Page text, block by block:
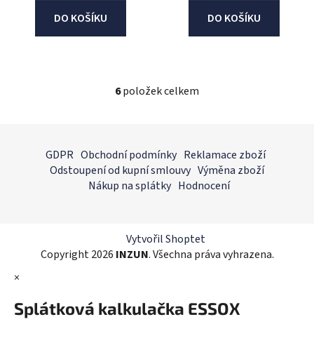
DO KOŠÍKU DO KOŠÍKU
O
d
a
c
r
v
v
ý
6položek celkem
GDPR Obchodní podmínky Reklamace zboží
Odstoupení od kupní smlouvy Výměna zboží
Nákup na splátky Hodnocení
Vytvořil Shoptet
Copyright 2026 INZUN. Všechna práva vyhrazena.
×
Splátková kalkulačka ESSOX